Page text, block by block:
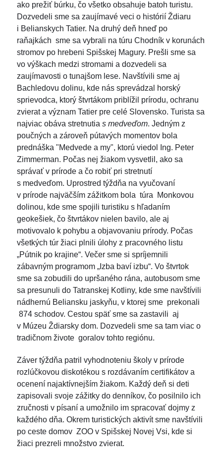
ako prežiť búrku, čo všetko obsahuje batoh turistu.
Dozvedeli sme sa zaujímavé veci o histórií Ždiaru
i Belianskych Tatier. Na druhý deň hneď po
raňajkách sme sa vybrali na túru Chodník v korunách
stromov po hrebeni Spišskej Magury. Prešli sme sa
vo výškach medzi stromami a dozvedeli sa
zaujímavosti o tunajšom lese. Navštívili sme aj
Bachledovu dolinu, kde nás sprevádzal horský
sprievodca, ktorý štvrtákom priblížil prírodu, ochranu
zvierat a význam Tatier pre celé Slovensko. Turista sa
najviac obáva stretnutia s medveďom. Jedným z
poučných a zároveň pútavých momentov bola
prednáška "Medvede a my", ktorú viedol Ing. Peter
Zimmerman. Počas nej žiakom vysvetlil, ako sa
správať v prírode a čo robiť pri stretnutí
s medveďom. Uprostred týždňa na vyučovaní
v prírode najväčším zážitkom bola túra Monkovou
dolinou, kde sme spojili turistiku s hľadaním
geokešiek, čo štvrtákov nielen bavilo, ale aj
motivovalo k pohybu a objavovaniu prírody. Počas
všetkých túr žiaci plnili úlohy z pracovného listu
„Pútnik po krajine“. Večer sme si spríjemnili
zábavným programom „Izba baví izbu“. Vo štvrtok
sme sa zobudili do upršaného rána, autobusom sme
sa presunuli do Tatranskej Kotliny, kde sme navštívili
nádhernú Beliansku jaskyňu, v ktorej sme prekonali
874 schodov. Cestou späť sme sa zastavili aj
v Múzeu Ždiarsky dom. Dozvedeli sme sa tam viac o
tradičnom živote goralov tohto regiónu.
Záver týždňa patril vyhodnoteniu školy v prírode
rozlúčkovou diskotékou s rozdávaním certifikátov a
ocenení najaktívnejším žiakom. Každý deň si deti
zapisovali svoje zážitky do denníkov, čo posilnilo ich
zručnosti v písaní a umožnilo im spracovať dojmy z
každého dňa. Okrem turistických aktivít sme navštívili
po ceste domov ZOO v Spišskej Novej Vsi, kde si
žiaci prezreli množstvo zvierat.